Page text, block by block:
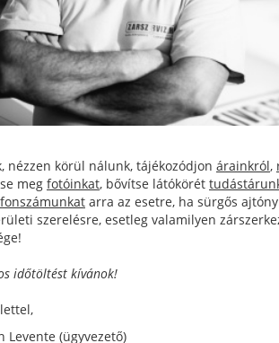
nézzen körül nálunk, tájékozódjon árainkról,
meg fotóinkat, bővítse látókörét
arra az esetre, ha sürgős
szerelésre, esetleg valamilyen
időtöltést kívánok!
Levente (ügyvezető)